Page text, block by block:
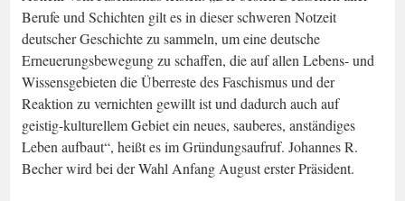
Berufe und Schichten gilt es in dieser schweren Notzeit
deutscher Geschichte zu sammeln, um eine deutsche
Erneuerungsbewegung zu schaffen, die auf allen Lebens- und
Wissensgebieten die Überreste des Faschismus und der
Reaktion zu vernichten gewillt ist und dadurch auch auf
geistig-kulturellem Gebiet ein neues, sauberes, anständiges
Leben aufbaut“, heißt es im Gründungsaufruf. Johannes R.
Becher wird bei der Wahl Anfang August erster Präsident.